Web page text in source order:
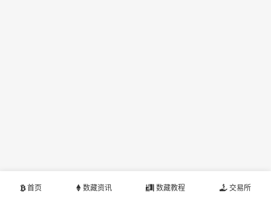
首页 数藏资讯 数藏教程 交易所